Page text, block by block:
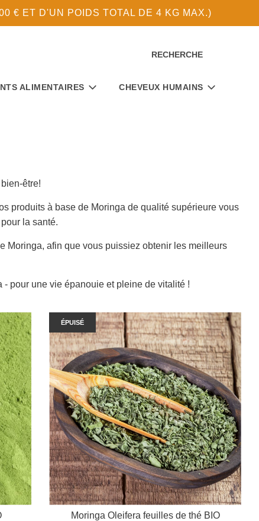
€ ET D'UN POIDS TOTAL DE 4 KG MAX.)
RECHERCHE
ALIMENTAIRES CHEVEUX HUMAINS
être!
produits à base de Moringa de qualité supérieure vous
la santé.
Moringa, afin que vous puissiez obtenir les meilleurs
pour une vie épanouie et pleine de vitalité !
ÉPUISÉ
Moringa Oleifera feuilles de thé BIO